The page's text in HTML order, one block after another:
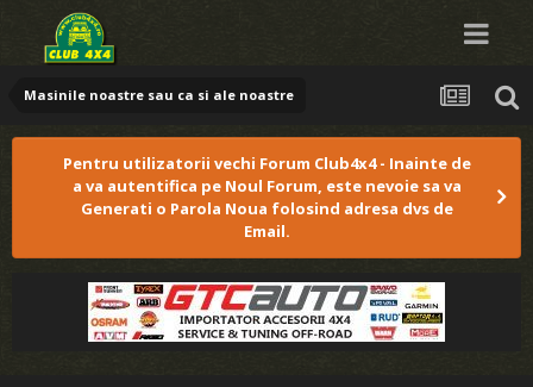
Masinile noastre sau ca si ale noastre
Pentru utilizatorii vechi Forum Club4x4 - Inainte de
a va autentifica pe Noul Forum, este nevoie sa va
Generati o Parola Noua folosind adresa dvs de
Email.